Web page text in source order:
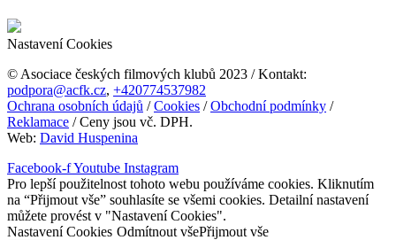
Nastavení Cookies
© Asociace českých filmových klubů 2023 / Kontakt:
podpora@acfk.cz, +420774537982
Ochrana osobních údajů /Cookies /Obchodní podmínky /
Reklamace / Ceny jsou vč. DPH.
Web: David Huspenina
Facebook-fYoutube Instagram
Pro lepší použitelnost tohoto webu používáme cookies. Kliknutím
na “Přijmout vše” souhlasíte se všemi cookies. Detailní nastavení
můžete provést v "Nastavení Cookies".
Nastavení Cookies Odmítnout všePřijmout vše